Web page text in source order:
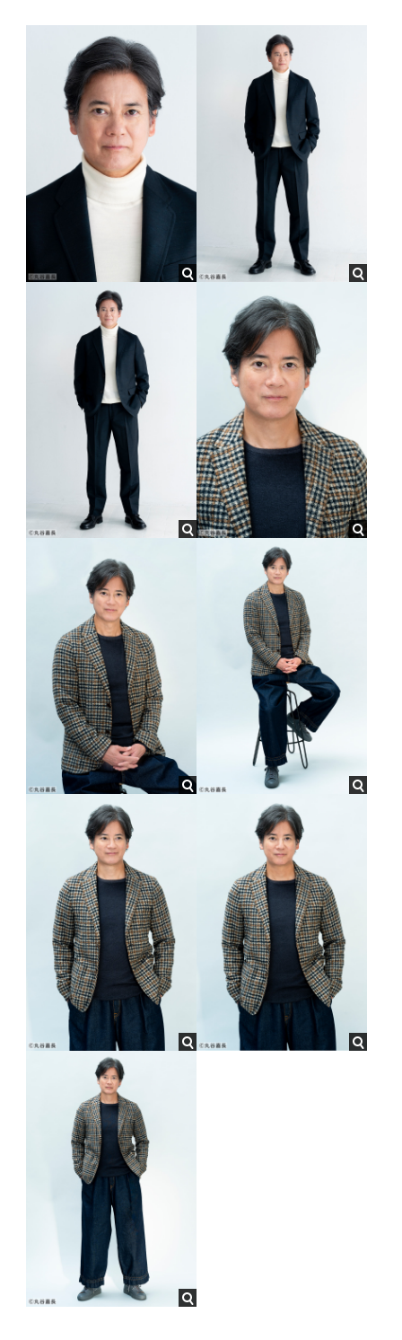
2019
NTV
主演 『ボイス 110緊急指令室』
TBS
日曜劇場『グッドワイフ』
TX
主演 テレビ東京開局55周年記念番組 ドラマBiz『ハラスメン
トゲーム』
主演 テレビ東京開局55周年記念特別企画ドラマスペシャル
『あまんじゃく 元外科医の殺し屋が医療の闇に挑む！』
24時間テレビスペシャルドラマ『ヒーローを作った男 石ノ森
章太郎物語』
CX
『世にも奇妙な物語‘18春の特別編』
TBS
主演 ドラマ特別企画『がん消滅の罠～完全寛解の謎～』
2018
NHKBSプレミアム
NTV
主演 日本テレビ×hulu共同制作ドラマ『THE LAST COP／ラ
ストコップ』
2016
NHK
連続テレビ小説『とと姉ちゃん』
NTV
3週連続ラストコップ祭り『THE LAST COP/ラストコップ –
episode0(ゼロ)‒』
『モンタージュ 三億円事件奇譚』
TBS
主演 日曜劇場『ナポレオンの村』
2015
NTV
主演 金曜ロードSHOW!『THE LAST COP ラストコップ』
CX
27時間テレビスペシャルドラマ『俺たちに明日はある』
主演 日曜劇場『ルーズヴェルト・ゲーム』
EX
テレビ朝日開局55周年記念ﾄﾞﾗﾏｽﾍﾟｼｬﾙ『オリンピックの身代
主演 『TAKE FIVE～俺たちは愛を盗めるか』帆村正義役
NHK
主演 テレビ放送60年記念ドラマ『メイド イン ジャパン』
東宝
『ザ・マジックアワー』(監督:三谷幸喜)
東宝
『THE 有頂天ホテル』(脚本･演出:三谷幸喜)
2004
松竹
『CASSHERN』(監督:紀里谷和明)
東宝
『嗤う伊右衛門』(監督:蜷川幸雄)
『青の炎』(監督:蜷川幸雄)
東宝
『みんなのいえ』(脚本･監督:三谷幸喜)
東宝
『ラヂオの時間』(脚本･監督:三谷幸喜)
東宝
『恋は舞い降りた。』(監督:長谷川康夫)
ヘラルド
『君を忘れない』(監督:渡辺孝好)
東宝
『高校教師』(監督:吉田健)
1991
大映
『ハロー張りネズミ』(監督:松本泰生)
東宝
『おいしい結婚』(監督:森田芳光)
2000
NODA‒MAP『カノン』
ﾌﾞﾛｰﾄﾞｳｪｲﾐｭｰｼﾞｶﾙ『ビッグ～夢は、かなう。』
『温水夫妻』(演出:三谷幸喜)
ﾌﾞﾛｰﾄﾞｳｪｲﾐｭｰｼﾞｶﾙ『ビッグ～夢は、かなう。』
1996
NODA‒MAP『TABOO0』
『熱帯祝祭劇マウイ』(演出:宮本亜門)
初主演『出口なし！』(演出:三谷幸喜)
野田版『真夏の夜の夢』
1990
野田版『から騒ぎ』
ﾀﾞﾝｽﾚﾋﾞｭｰ’89『COUNT DOWN』
1988
『薔薇と棺桶』
ミュージカル『真利亜』
1987
『ボーイズレビュー・ステイゴールド』
ﾌﾞｴﾅ・ﾋﾞｽﾀ
主演吹替 『トイ･ストーリー』※ウッディ